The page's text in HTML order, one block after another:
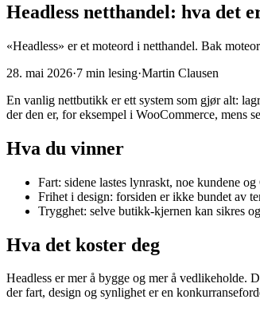
Headless netthandel: hva det
«Headless» er et moteord i netthandel. Bak
28. mai 2026·7 min lesing·Martin Clausen
En vanlig nettbutikk er ett system som gjør alt:
der den er, for eksempel i WooCommerce, mens
Hva du vinner
Fart: sidene lastes lynraskt, noe kundene
Frihet i design: forsiden er ikke bundet av
Trygghet: selve butikk-kjernen kan sikres
Hva det koster deg
Headless er mer å bygge og mer å vedlikeholde.
der fart, design og synlighet er en